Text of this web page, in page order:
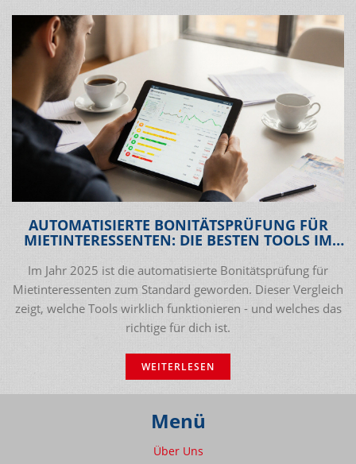
AUTOMATISIERTE BONITÄTSPRÜFUNG FÜR
MIETINTERESSENTEN: DIE BESTEN TOOLS IM
Im Jahr 2025 ist die automatisierte Bonitätsprüfung für
Mietinteressenten zum Standard geworden. Dieser Vergleich
zeigt, welche Tools wirklich funktionieren - und welches das
richtige für dich ist.
WEITERLESEN
Menü
Über Uns